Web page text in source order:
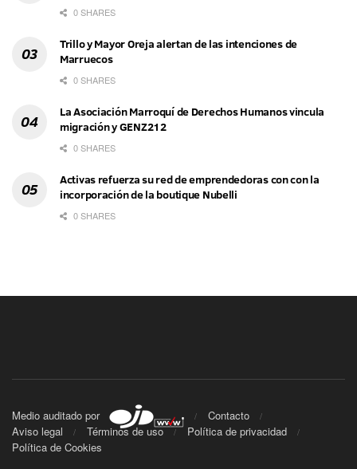
0 SHARES
Trillo y Mayor Oreja alertan de las intenciones de
Marruecos
0 SHARES
La Asociación Marroquí de Derechos Humanos vincula
migración y GENZ212
0 SHARES
Activas refuerza su red de emprendedoras con con la
incorporación de la boutique Nubelli
0 SHARES
Medio auditado por
Contacto
Aviso legal
Términos de uso
Política de privacidad
Política de Cookies